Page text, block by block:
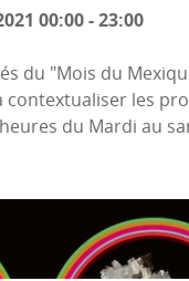
00:00-23:00
du "Mois du
contextualiser les
du Mardi au